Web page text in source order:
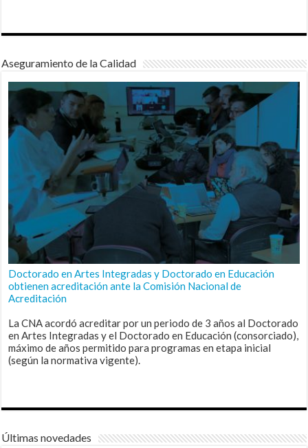
Aseguramiento de la Calidad
Doctorado en Artes Integradas y Doctorado en Educación
obtienen acreditación ante la Comisión Nacional de
Acreditación
La CNA acordó acreditar por un periodo de 3 años al Doctorado
en Artes Integradas y el Doctorado en Educación (consorciado),
máximo de años permitido para programas en etapa inicial
(según la normativa vigente).
Últimas novedades